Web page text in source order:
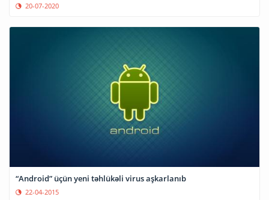
20-07-2020
“Android” üçün yeni təhlükəli virus aşkarlanıb
22-04-2015